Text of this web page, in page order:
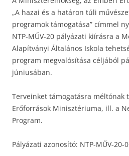
„A hazai és a határon túli
programok támogatása” címmel
NTP-MŰV-20 pályázati kiírásra a
Alapítványi Általános Iskola
program megvalósítása céljából
júniusában.
Terveinket támogatásra méltónak
Erőforrások Minisztériuma, ill. a
Program.
Pályázati azonosító: NTP-MŰV-20-